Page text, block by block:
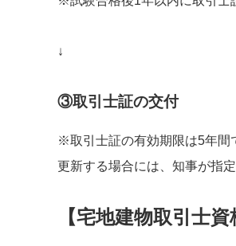
↓
③取引士証の交付
※取引士証の有効期限は5年間
更新する場合には、知事が指
【宅地建物取引士資